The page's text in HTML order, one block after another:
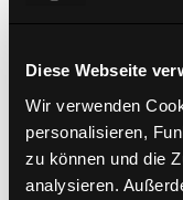
Diese Webseite
Wir verwenden
personalisieren,
zu können und die
analysieren.